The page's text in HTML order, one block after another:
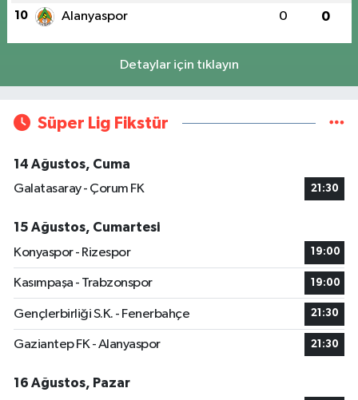
10 Alanyaspor 0 0
Detaylar için tıklayın
Süper Lig Fikstür
14 Ağustos, Cuma
Galatasaray - Çorum FK
21:30
15 Ağustos, Cumartesi
Konyaspor - Rizespor
19:00
Kasımpaşa - Trabzonspor 19:00
Gençlerbirliği S.K. - Fenerbahçe 21:30
Gaziantep FK - Alanyaspor 21:30
16 Ağustos, Pazar